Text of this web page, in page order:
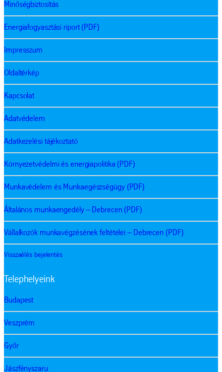
Minőségbiztosítás
Energiafogyasztási riport (PDF)
Impresszum
Oldaltérkép
Kapcsolat
Adatvédelem
Adatkezelési tájékoztató
Környezetvédelmi és energiapolitika (PDF)
Munkavédelem és Munkaegészségügy (PDF)
Általános munkaengedély – Debrecen (PDF)
Vállalkozók munkavégzésének feltételei – Debrecen (PDF)
Visszaélés bejelentés
Telephelyeink
Budapest
Veszprém
Győr
Jászfényszaru